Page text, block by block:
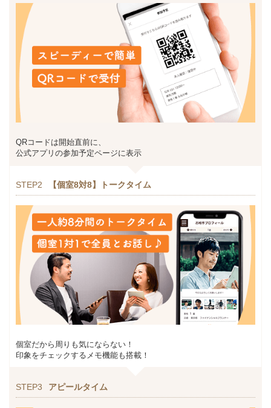
QRコードは開始直前に、
公式アプリの参加予定ページに表示
STEP2 【個室8対8】トークタイム
個室だから周りも気にならない！
印象をチェックするメモ機能も搭載！
STEP3 アピールタイム